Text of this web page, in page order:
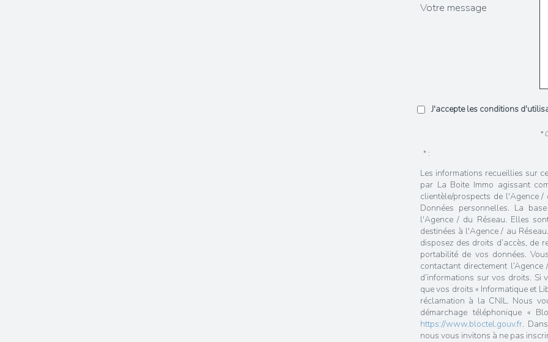
Votre message
J'accepte les conditions
*
* :
Les informations recueillies sur
par La Boite Immo agissant
clientèle/prospects de l'Agence
Données personnelles. La
l'Agence / du Réseau. Elles
destinées à l'Agence / au
disposez des droits d’accès, de
portabilité de vos données.
contactant directement
d’informations sur vos droits. Si
que vos droits « Informatique et
réclamation à la CNIL. Nous
démarchage téléphonique «
https://www.bloctel.gouv.fr.
nous vous invitons à ne pas